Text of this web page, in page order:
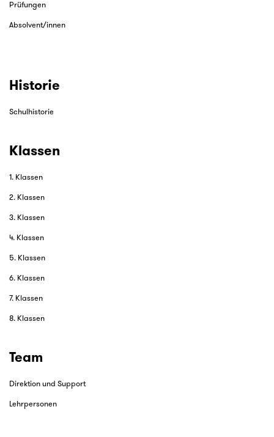
Prüfungen
Absolvent/innen
Historie
Schulhistorie
Klassen
1. Klassen
2. Klassen
3. Klassen
4. Klassen
5. Klassen
6. Klassen
7. Klassen
8. Klassen
Team
Direktion und Support
Lehrpersonen